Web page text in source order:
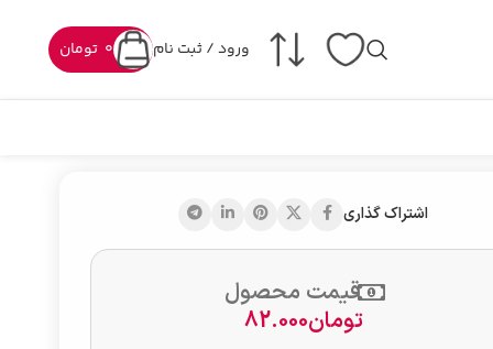
ورود / ثبت نام تومان 0
اشتراک گذاری
قیمت محصول
تومان82.000